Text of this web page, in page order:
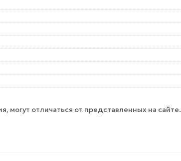
могут отличаться от представленных на сайте.